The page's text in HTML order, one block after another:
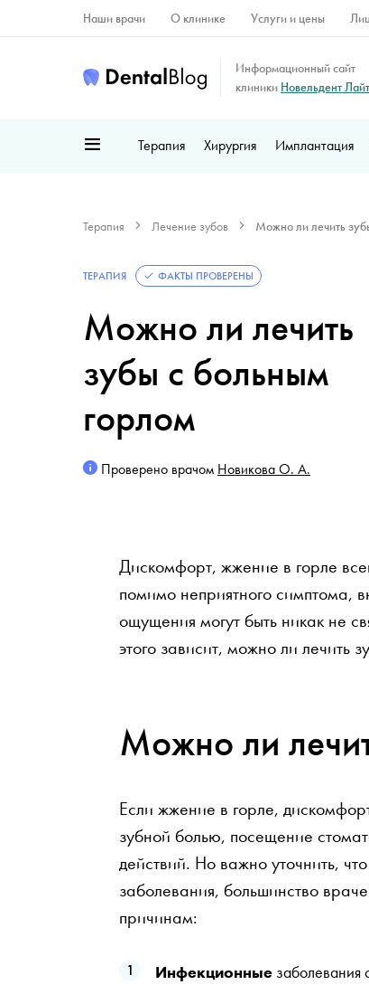
Наши врачи О клинике Услуги и цены
Информационный сайт
клиники Новельдент Лайт
Терапия Хирургия Имплантация
Терапия Лечение зубов Можно ли лечить
ТЕРАПИЯ ФАКТЫ ПРОВЕРЕНЫ
Можно ли лечить
зубы с больным
горлом
Проверено врачом Новикова О. А.
Дискомфорт, жжение в горле
помимо неприятного симптома,
ощущения могут быть никак не
этого зависит, можно ли лечить
Можно ли
Если жжение в горле,
зубной болью, посещение
действий. Но важно уточнить,
заболевания, большинство
причинам:
Инфекционные заболевания